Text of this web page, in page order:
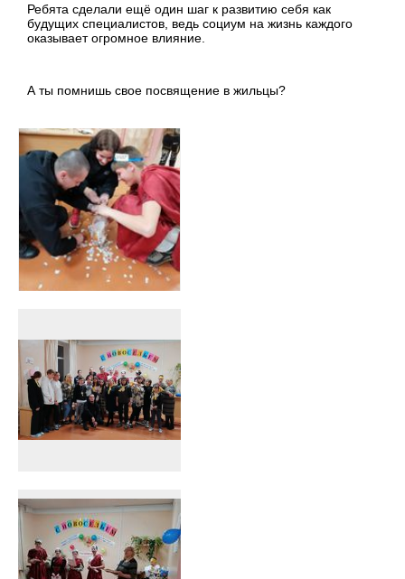
Ребята сделали ещё один шаг к развитию себя как
будущих специалистов, ведь социум на жизнь каждого
оказывает огромное влияние.
А ты помнишь свое посвящение в жильцы?